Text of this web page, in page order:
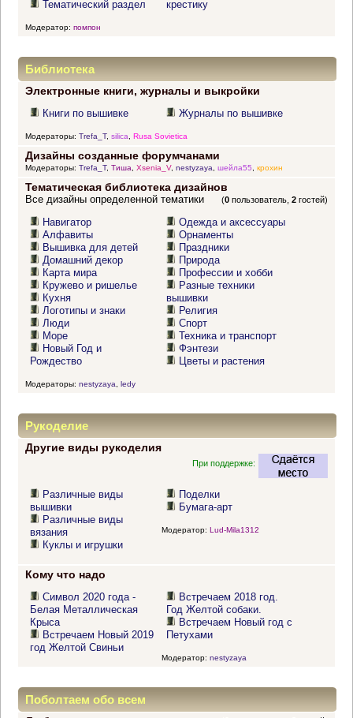
Тематический раздел крестику
Модератор: помпон
Библиотека
Электронные книги, журналы и выкройки
Книги по вышивке Журналы по вышивке
Модераторы: Trefa_T, silica Rusa Sovietica
Дизайны созданные форумчанами
Модераторы: Trefa_T, Тиша, Xsenia_V, nestyzaya, шейла55, крохин
Тематическая библиотека дизайнов
(0 пользователь,2 гостей)
Все дизайны определенной тематики
Навигатор
Алфавиты
Вышивка для детей
Домашний декор
Карта мира
Кружево и ришелье
Кухня
Логотипы и знаки
Люди
Море
Новый Год и
Рождество
Одежда и аксессуары
Орнаменты
Праздники
Природа
Профессии и хобби
Разные техники
вышивки
Религия
Спорт
Техника и транспорт
Фэнтези
Цветы и растения
Модераторы: nestyzaya ledy
Рукоделие
Другие виды рукоделия
При поддержке:
Различные виды
вышивки
Различные виды
вязания
Куклы и игрушки
Поделки
Бумага-арт
Модератор: Lud-Mila1312
Кому что надо
Символ 2020 года -
Белая Металлическая
Крыса
Встречаем Новый 2019
год Желтой Свиньи
Встречаем 2018 год.
Год Желтой собаки.
Встречаем Новый год с
Петухами
Модератор: nestyzaya
Поболтаем обо всем